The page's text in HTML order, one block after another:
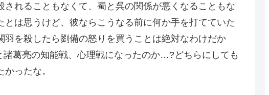
れることもなくて、蜀と呉の関係が悪くなることもな
は思うけど、彼ならこうなる前に何か手を打てていた
を殺したら劉備の怒りを買うことは絶対なわけだか
葛亮の知能戦、心理戦になったのか…?どちらにしても
ったな。